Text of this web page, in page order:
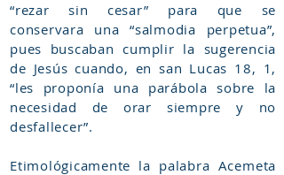
“rezar sin cesar” para que se
conservara una “salmodia perpetua”,
pues buscaban cumplir la sugerencia
de Jesús cuando, en san Lucas 18, 1,
“les proponía una parábola sobre la
necesidad de orar siempre y no
desfallecer”.
Etimológicamente la palabra Acemeta